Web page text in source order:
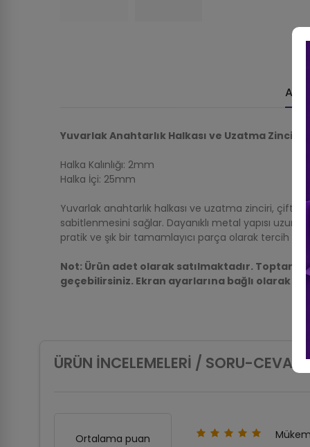
Yuvarlak Anahtarlık Halkası ve Uzatma Zinciri
Halka Kalınlığı: 2mm
Halka İçi: 25mm
Yuvarlak anahtarlık halkası ve uzatma zinciri, çift
sabitlenmesini sağlar. Dayanıklı metal yapısı uzun
pratik ve şık bir tamamlayıcı parça olarak tercih
Not: Ürün adet olarak satılmaktadır. Toptan
geçebilirsiniz. Ekran ayarlarına bağlı olarak
ÜRÜN İNCELEMELERI / SORU-CEVAP
Ortalama puan